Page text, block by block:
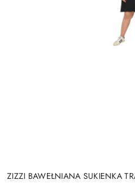
ZIZZI BAWEŁNIANA SUKIENKA